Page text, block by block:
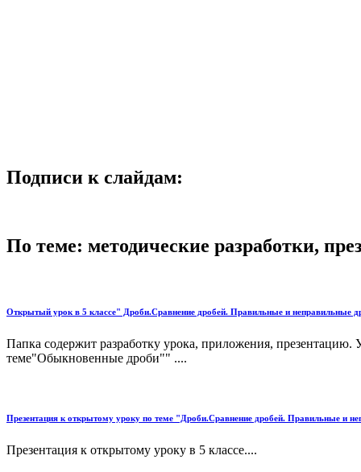
Подписи к слайдам:
По теме: методические разработки,
Открытый урок в 5 классе" Дроби.Сравнение дробей. Правильные и неправильные
Папка содержит разработку урока, приложения,
теме"Обыкновенные дроби"" ....
Презентация к открытому уроку по теме "Дроби.Сравнение дробей. Правильные и
Презентация к открытому уроку в 5 классе....